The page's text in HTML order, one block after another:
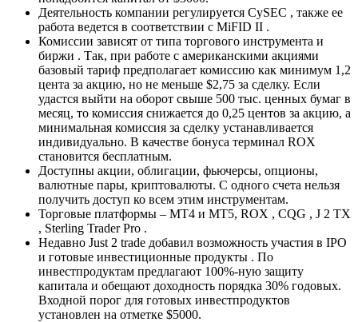
Деятельность компании регулируется CySEC , также ее
работа ведется в соответствии с MiFID II .
Комиссии зависят от типа торгового инструмента и
биржи . Так, при работе с американскими акциями
базовый тариф предполагает комиссию как минимум 1,2
цента за акцию, но не меньше $2,75 за сделку. Если
удастся выйти на оборот свыше 500 тыс. ценных бумаг в
месяц, то комиссия снижается до 0,25 центов за акцию, а
минимальная комиссия за сделку устанавливается
индивидуально. В качестве бонуса терминал ROX
становится бесплатным.
Доступны акции, облигации, фьючерсы, опционы,
валютные пары, криптовалюты. С одного счета нельзя
получить доступ ко всем этим инструментам.
Торговые платформы – МТ4 и МТ5, ROX , CQG , J 2 TX
, Sterling Trader Pro .
Недавно Just 2 trade добавил возможность участия в IPO
и готовые инвестиционные продукты . По
инвестпродуктам предлагают 100%-ную защиту
капитала и обещают доходность порядка 30% годовых.
Входной порог для готовых инвестпродуктов
установлен на отметке $5000.